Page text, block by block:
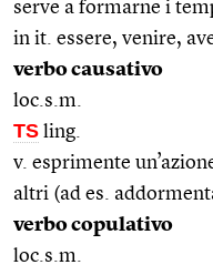
serve a formarne i
in it. essere, venire,
verbo causativo
loc.s.m.
TS ling.
v. esprimente
altri (ad es.
verbo copulativo
loc.s.m.